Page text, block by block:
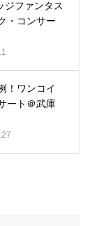
ジファンタス
・コンサー
！ワンコイ
ート＠武庫